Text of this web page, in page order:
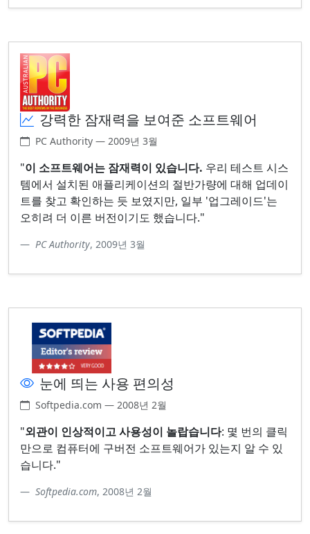
강력한 잠재력을 보여준 소프트웨어
PC Authority — 2009년 3월
"이 소프트웨어는 잠재력이 있습니다. 우리 테스트 시스
템에서 설치된 애플리케이션의 절반가량에 대해 업데이
트를 찾고 확인하는 듯 보였지만, 일부 '업그레이드'는
오히려 더 이른 버전이기도 했습니다."
PC Authority, 2009년 3월
눈에 띄는 사용 편의성
Softpedia.com — 2008년 2월
"외관이 인상적이고 사용성이 놀랍습니다: 몇 번의 클릭
만으로 컴퓨터에 구버전 소프트웨어가 있는지 알 수 있
습니다."
Softpedia.com, 2008년 2월